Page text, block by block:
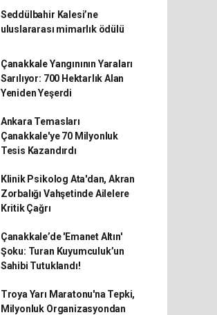
Seddülbahir Kalesi’ne
uluslararası mimarlık ödülü
Çanakkale Yangınının Yaraları
Sarılıyor: 700 Hektarlık Alan
Yeniden Yeşerdi
Ankara Temasları
Çanakkale'ye 70 Milyonluk
Tesis Kazandırdı
Klinik Psikolog Ata'dan, Akran
Zorbalığı Vahşetinde Ailelere
Kritik Çağrı
Çanakkale’de 'Emanet Altın'
Şoku: Turan Kuyumculuk’un
Sahibi Tutuklandı!
Troya Yarı Maratonu'na Tepki,
Milyonluk Organizasyondan